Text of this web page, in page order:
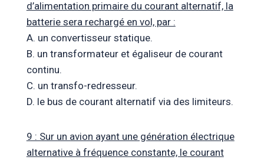
d’alimentation primaire du courant alternatif, la
batterie sera rechargé en vol, par :
A. un convertisseur statique.
B. un transformateur et égaliseur de courant
continu.
C. un transfo-redresseur.
D. le bus de courant alternatif via des limiteurs.
9 : Sur un avion ayant une génération électrique
alternative à fréquence constante, le courant